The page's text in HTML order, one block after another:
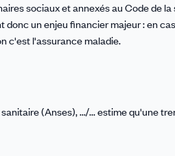
sociaux et annexés au Code de
un enjeu financier majeur : en
c'est l'assurance maladie.
(Anses), .../... estime qu'une